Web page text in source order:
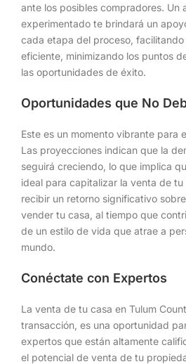
ante los posibles compradores. Un
experimentado te brindará un
cada etapa del proceso,
eficiente, minimizando los puntos
las oportunidades de éxito.
Oportunidades que No
Este es un momento vibrante para
Las proyecciones indican que la
seguirá creciendo, lo que implica
ideal para capitalizar la venta de
recibir un retorno significativo
vender tu casa, al tiempo que
de un estilo de vida que atrae a
mundo.
Conéctate con Expertos
La venta de tu casa en Tulum
transacción, es una oportunidad
expertos que están altamente
el potencial de venta de tu